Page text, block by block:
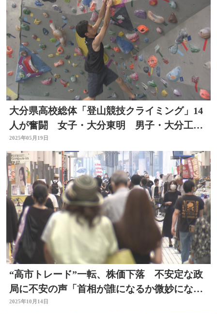
大分県高校総体「登山競技クライミング」14
人が奮闘 女子・大分東明 男子・大分工業
が優勝
2025年05月19日
“高市トレード”一転、株価下落 不安定な政
局に不安の声「首相が誰になるか微妙になっ
てきた」大分
2025年10月14日